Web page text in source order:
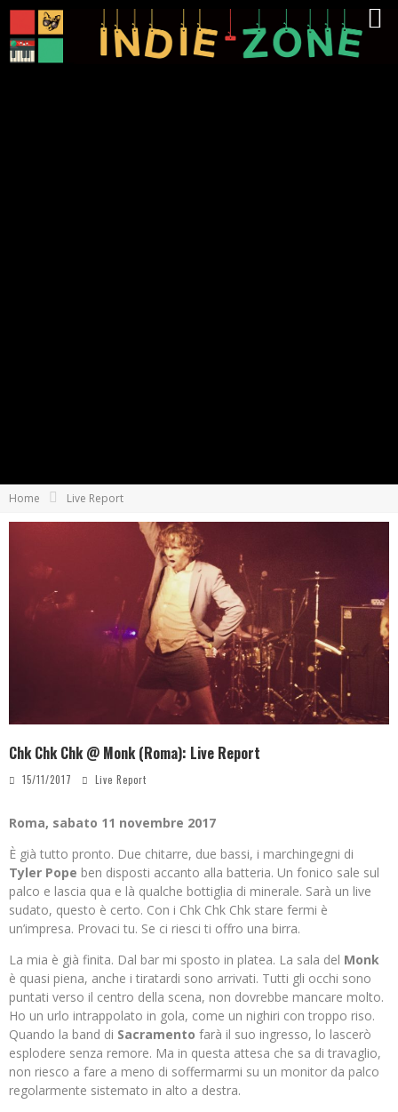
Home Live Report
Chk Chk Chk @ Monk (Roma): Live Report
15/11/2017 Live Report
Roma, sabato 11 novembre 2017
È già tutto pronto. Due chitarre, due bassi, i marchingegni di
Tyler Pope ben disposti accanto alla batteria. Un fonico sale sul
palco e lascia qua e là qualche bottiglia di minerale. Sarà un live
sudato, questo è certo. Con i Chk Chk Chk stare fermi è
un’impresa. Provaci tu. Se ci riesci ti offro una birra.
La mia è già finita. Dal bar mi sposto in platea. La sala del Monk
è quasi piena, anche i tiratardi sono arrivati. Tutti gli occhi sono
puntati verso il centro della scena, non dovrebbe mancare molto.
Ho un urlo intrappolato in gola, come un nighiri con troppo riso.
Quando la band di Sacramento farà il suo ingresso, lo lascerò
esplodere senza remore. Ma in questa attesa che sa di travaglio,
non riesco a fare a meno di soffermarmi su un monitor da palco
regolarmente sistemato in alto a destra.